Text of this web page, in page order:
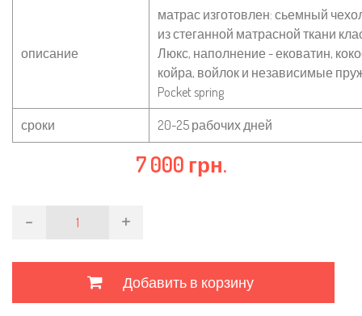
описание
матрас изготовлен: сьемный
из стеганной матрасной ткани
Люкс, наполнение - ековатин,
койра, войлок и независимые
Pocket spring
сроки 20-25 рабочих дней
7 000 грн.
- +
Добавить в корзину